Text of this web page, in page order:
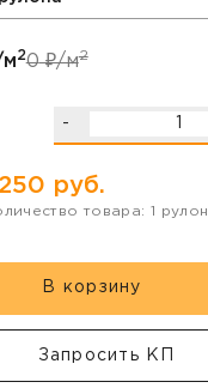
20₽/м2
-
руб.
товара: 1 рулон
В корзину
Запросить КП